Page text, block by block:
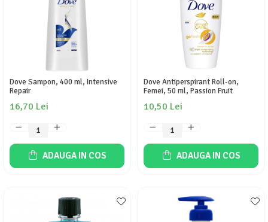
Dove Sampon, 400 ml, Intensive
Repair
16,70 Lei
ADAUGA IN COS
Dove Antiperspirant Roll-on,
Femei, 50 ml, Passion Fruit
10,50 Lei
ADAUGA IN COS